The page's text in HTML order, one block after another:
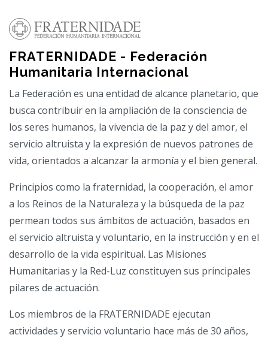
FRATERNIDADE - Federación
Humanitaria Internacional
La Federación es una entidad de alcance planetario, que
busca contribuir en la ampliación de la consciencia de
los seres humanos, la vivencia de la paz y del amor, el
servicio altruista y la expresión de nuevos patrones de
vida, orientados a alcanzar la armonía y el bien general.
Principios como la fraternidad, la cooperación, el amor
a los Reinos de la Naturaleza y la búsqueda de la paz
permean todos sus ámbitos de actuación, basados en
el servicio altruista y voluntario, en la instrucción y en el
desarrollo de la vida espiritual. Las Misiones
Humanitarias y la Red-Luz constituyen sus principales
pilares de actuación.
Los miembros de la FRATERNIDADE ejecutan
actividades y servicio voluntario hace más de 30 años,